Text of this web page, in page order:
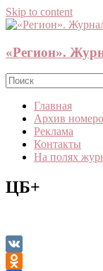
Skip to content
«Регион».
Главная
Архив
Реклама
Контакты
На полях
ЦБ+
VK